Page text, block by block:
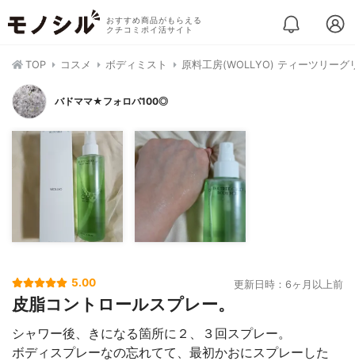
おすすめ商品がもらえる
クチコミポイ活サイト
TOP コスメ ボディミスト 原料工房(WOLLYO) ティーツリーグ
バドママ★フォロバ100◎
5.00 更新日時：6ヶ月以上前
皮脂コントロールスプレー。
シャワー後、きになる箇所に２、３回スプレー。
ボディスプレーなの忘れてて、最初かおにスプレーした